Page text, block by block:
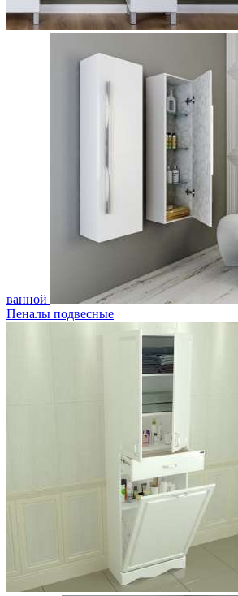
ванной
Пеналы подвесные